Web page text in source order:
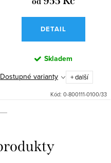
DETAIL
Skladem
Dostupné varianty + další
Kód: 0-800111-0100/33